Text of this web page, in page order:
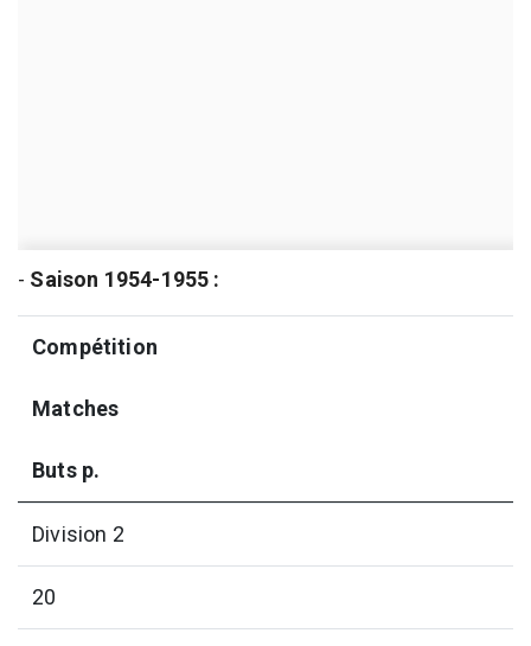
- Saison 1954-1955 :
Compétition
Matches
Buts p.
Division 2
20